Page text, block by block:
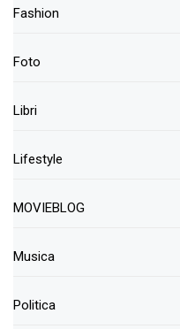
Fashion
Foto
Libri
Lifestyle
MOVIEBLOG
Musica
Politica